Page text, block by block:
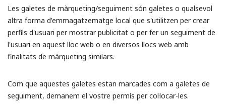
Les galetes de màrqueting/seguiment són galetes o qualsevol
altra forma d'emmagatzematge local que s'utilitzen per crear
perfils d'usuari per mostrar publicitat o per fer un seguiment de
l'usuari en aquest lloc web o en diversos llocs web amb
finalitats de màrqueting similars.
Com que aquestes galetes estan marcades com a galetes de
seguiment, demanem el vostre permís per col·locar-les.